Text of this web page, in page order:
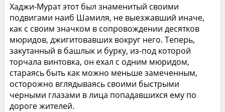
Хаджи-Мурат этот был знаменитый своими
подвигами наиб Шамиля, не выезжавший иначе,
как с своим значком в сопровождении десятков
мюридов, джигитовавших вокруг него. Теперь,
закутанный в башлык и бурку, из-под которой
торчала винтовка, он ехал с одним мюридом,
стараясь быть как можно меньше замеченным,
осторожно вглядываясь своими быстрыми
черными глазами в лица попадавшихся ему по
дороге жителей.